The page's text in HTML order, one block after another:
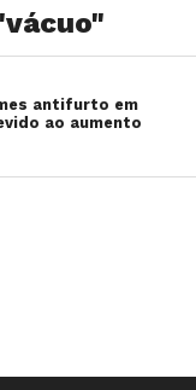
antifurto em
ao aumento